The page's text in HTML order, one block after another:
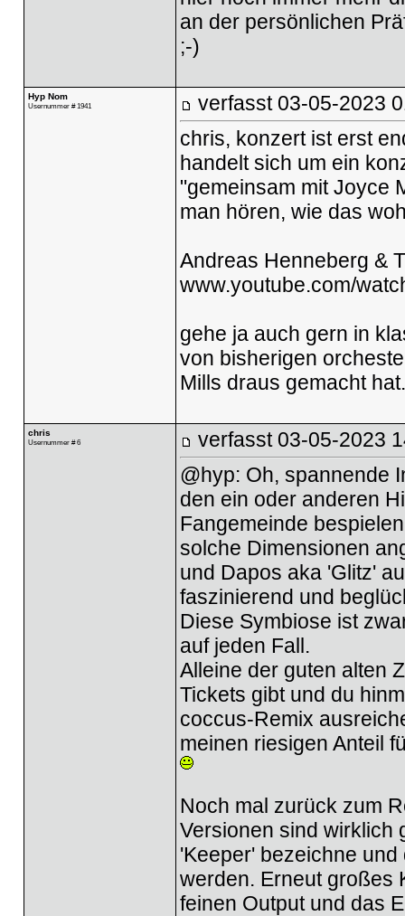
an der persönlichen
;-)
Hyp Nom
Usernummer # 1941 verfasst 03-05-2023
chris, konzert ist erst
handelt sich um ein
"gemeinsam mit Joyce
man hören, wie das
Andreas Henneberg &
www.youtube.com/
gehe ja auch gern in
von bisherigen
Mills draus gemacht hat.
chris
Usernummer # 6 verfasst 03-05-2023
@hyp: Oh, spannende
den ein oder anderen
Fangemeinde
solche Dimensionen
und Dapos aka 'Glitz'
faszinierend und
Diese Symbiose ist
auf jeden Fall.
Alleine der guten alten
Tickets gibt und du
coccus-Remix
meinen riesigen Anteil
Noch mal zurück zum
Versionen sind wirklich
'Keeper' bezeichne
werden. Erneut großes
feinen Output und das